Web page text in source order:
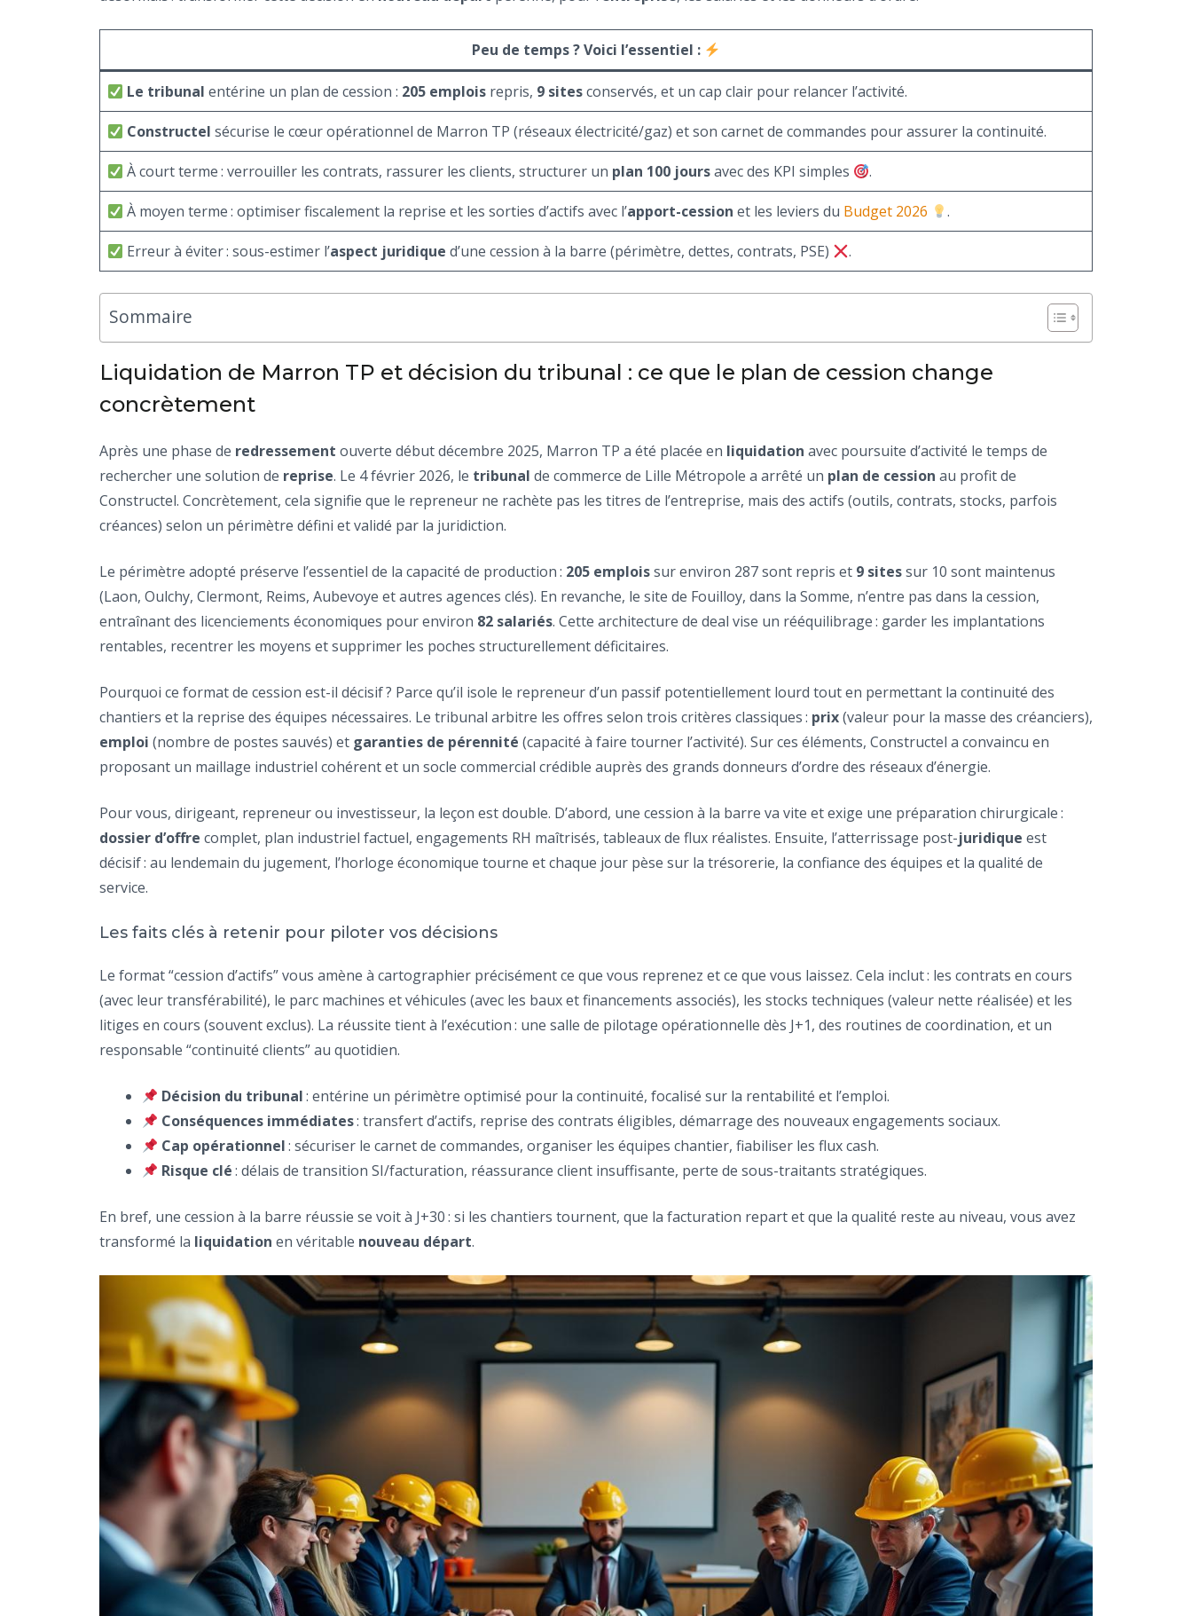
Peu de temps ? Voici l’essentiel :
Le tribunal entérine un plan de cession : 205 emplois repris, 9 sitesconservés, et un cap clair pour relancer l’activité.
Constructel sécurise le cœur opérationnel de Marron TP (réseaux électricité/gaz) et son carnet de commandes pour assurer la continuité.
À court terme : verrouiller les contrats, rassurer les clients, structurer un plan 100 joursavec des KPI simples .
À moyen terme : optimiser fiscalement la reprise et les sorties d’actifs avec l’apport-cession et les leviers du Budget 2026 .
Erreur à éviter : sous-estimer l’aspect juridique d’une cession à la barre (périmètre, dettes, contrats, PSE) .
Sommaire
Liquidation de Marron TP et décision du tribunal : ce que le plan de cession change
concrètement
Après une phase de redressement ouverte début décembre 2025, Marron TP a été placée en liquidation avec poursuite d’activité le temps de
rechercher une solution de reprise. Le 4 février 2026, le tribunal de commerce de Lille Métropole a arrêté un plan de cession au profit de
Constructel. Concrètement, cela signifie que le repreneur ne rachète pas les titres de l’entreprise, mais des actifs (outils, contrats, stocks, parfois
créances) selon un périmètre défini et validé par la juridiction.
Le périmètre adopté préserve l’essentiel de la capacité de production : 205 emploissur environ 287 sont repris et 9 sitessur 10 sont maintenus
(Laon, Oulchy, Clermont, Reims, Aubevoye et autres agences clés). En revanche, le site de Fouilloy, dans la Somme, n’entre pas dans la cession,
entraînant des licenciements économiques pour environ 82 salariés. Cette architecture de deal vise un rééquilibrage : garder les implantations
rentables, recentrer les moyens et supprimer les poches structurellement déficitaires.
Pourquoi ce format de cession est-il décisif ? Parce qu’il isole le repreneur d’un passif potentiellement lourd tout en permettant la continuité des
chantiers et la reprise des équipes nécessaires. Le tribunal arbitre les offres selon trois critères classiques : prix(valeur pour la masse des créanciers),
emploi (nombre de postes sauvés) et garanties de pérennité (capacité à faire tourner l’activité). Sur ces éléments, Constructel a convaincu en
proposant un maillage industriel cohérent et un socle commercial crédible auprès des grands donneurs d’ordre des réseaux d’énergie.
Pour vous, dirigeant, repreneur ou investisseur, la leçon est double. D’abord, une cession à la barre va vite et exige une préparation chirurgicale :
dossier d’offre complet, plan industriel factuel, engagements RH maîtrisés, tableaux de flux réalistes. Ensuite, l’atterrissage post-juridique est
décisif : au lendemain du jugement, l’horloge économique tourne et chaque jour pèse sur la trésorerie, la confiance des équipes et la qualité de
service.
Les faits clés à retenir pour piloter vos décisions
Le format “cession d’actifs” vous amène à cartographier précisément ce que vous reprenez et ce que vous laissez. Cela inclut : les contrats en cours
(avec leur transférabilité), le parc machines et véhicules (avec les baux et financements associés), les stocks techniques (valeur nette réalisée) et les
litiges en cours (souvent exclus). La réussite tient à l’exécution : une salle de pilotage opérationnelle dès J+1, des routines de coordination, et un
responsable “continuité clients” au quotidien.
Décision du tribunal: entérine un périmètre optimisé pour la continuité, focalisé sur la rentabilité et l’emploi.
Conséquences immédiates: transfert d’actifs, reprise des contrats éligibles, démarrage des nouveaux engagements sociaux.
Cap opérationnel: sécuriser le carnet de commandes, organiser les équipes chantier, fiabiliser les flux cash.
Risque clé: délais de transition SI/facturation, réassurance client insuffisante, perte de sous-traitants stratégiques.
En bref, une cession à la barre réussie se voit à J+30 : si les chantiers tournent, que la facturation repart et que la qualité reste au niveau, vous avez
transformé la liquidation en véritable nouveau départ.